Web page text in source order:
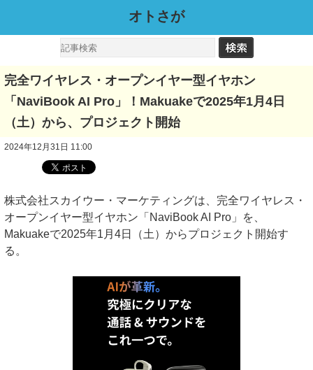
オトさが
完全ワイヤレス・オープンイヤー型イヤホン
「NaviBook AI Pro」！Makuakeで2025年1月4日
（土）から、プロジェクト開始
2024年12月31日 11:00
株式会社スカイウー・マーケティングは、完全ワイヤレス・
オープンイヤー型イヤホン「NaviBook AI Pro」を、
Makuakeで2025年1月4日（土）からプロジェクト開始す
る。